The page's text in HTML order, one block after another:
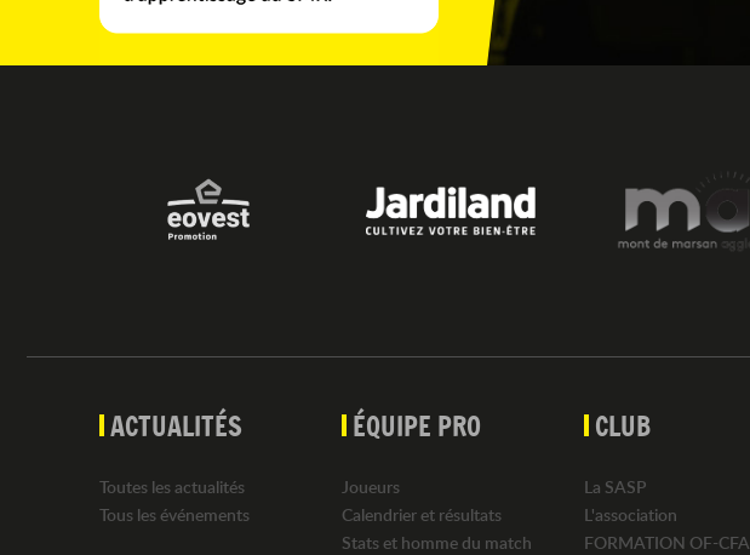
ACTUALITÉS
Toutes les actualités
Tous les événements
ÉQUIPE PRO
Joueurs
Calendrier et résultats
Stats et homme du match
CLUB
La SASP
L'association
FORMATION OF-CFA